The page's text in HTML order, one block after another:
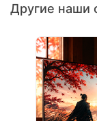
Другие наши